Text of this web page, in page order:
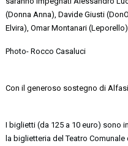
(Donna Anna), Davide Giusti
Elvira), Omar Montanari
Photo- Rocco Casaluci
Con il generoso sostegno di
I biglietti (da 125 a 10 euro) sono
la biglietteria del Teatro